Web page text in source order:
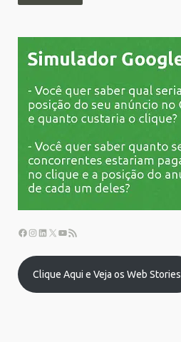
Clique Aqui e Veja os Web Stories